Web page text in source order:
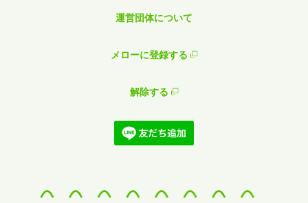
運営団体について
メローに登録する
解除する